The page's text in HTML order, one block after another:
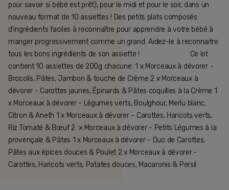
pour savoir si bébé est prêt), pour le midi et pour le soir, dans un
nouveau format de 10 assiettes ! Des petits plats composés
d'ingrédients faciles à reconnaître pour apprendre à votre bébé à
manger progressivement comme un grand. Aidez-le à reconnaitre
tous les bons ingrédients de son assiette ! ⠀⠀⠀⠀⠀⠀⠀⠀⠀ Ce lot
contient 10 assiettes de 200g chacune: 1 x Morceaux à dévorer -
Brocolis, Pâtes, Jambon & touche de Crème 2 x Morceaux à
dévorer - Carottes jaunes, Épinards & Pâtes coquilles à la Crème 1
x Morceaux à dévorer - Légumes verts, Boulghour, Merlu blanc,
Citron & Aneth 1 x Morceaux à dévorer - Carottes, Haricots verts,
Riz Tomaté & Bœuf 2 x Morceaux à dévorer - Petits Légumes à la
provençale & Pâtes 1 x Morceaux à dévorer - Duo de Carottes,
Pâtes aux épices douces & Poulet 2 x Morceaux à dévorer -
Carottes, Haricots verts, Patates douces, Macaronis & Persil